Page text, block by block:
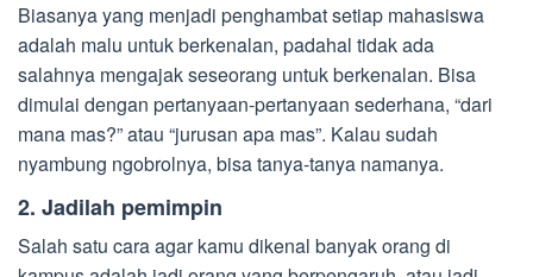
Biasanya yang menjadi penghambat setiap mahasiswa
adalah malu untuk berkenalan, padahal tidak ada
salahnya mengajak seseorang untuk berkenalan. Bisa
dimulai dengan pertanyaan-pertanyaan sederhana, “dari
mana mas?” atau “jurusan apa mas”. Kalau sudah
nyambung ngobrolnya, bisa tanya-tanya namanya.
2. Jadilah pemimpin
Salah satu cara agar kamu dikenal banyak orang di